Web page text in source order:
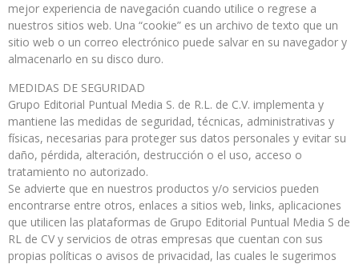
mejor experiencia de navegación cuando utilice o regrese a
nuestros sitios web. Una “cookie” es un archivo de texto que un
sitio web o un correo electrónico puede salvar en su navegador y
almacenarlo en su disco duro.
MEDIDAS DE SEGURIDAD
Grupo Editorial Puntual Media S. de R.L. de C.V. implementa y
mantiene las medidas de seguridad, técnicas, administrativas y
físicas, necesarias para proteger sus datos personales y evitar su
daño, pérdida, alteración, destrucción o el uso, acceso o
tratamiento no autorizado.
Se advierte que en nuestros productos y/o servicios pueden
encontrarse entre otros, enlaces a sitios web, links, aplicaciones
que utilicen las plataformas de Grupo Editorial Puntual Media S de
RL de CV y servicios de otras empresas que cuentan con sus
propias políticas o avisos de privacidad, las cuales le sugerimos